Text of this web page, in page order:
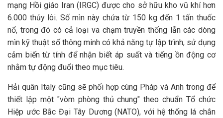
mạng Hồi giáo Iran (IRGC) được cho sở hữu kho vũ khí hơn
6.000 thủy lôi. Số mìn này chứa từ 150 kg đến 1 tấn thuốc
nổ, trong đó có cả loại va chạm truyền thống lẫn các dòng
mìn kỹ thuật số thông minh có khả năng tự lập trình, sử dụng
cảm biến từ tính để nhận biết áp suất và tiếng ồn động cơ
nhằm tự động đuổi theo mục tiêu.
Hải quân Italy cũng sẽ phối hợp cùng Pháp và Anh trong để
thiết lập một "vòm phòng thủ chung" theo chuẩn Tổ chức
Hiệp ước Bắc Đại Tây Dương (NATO), với hệ thống lá chắn